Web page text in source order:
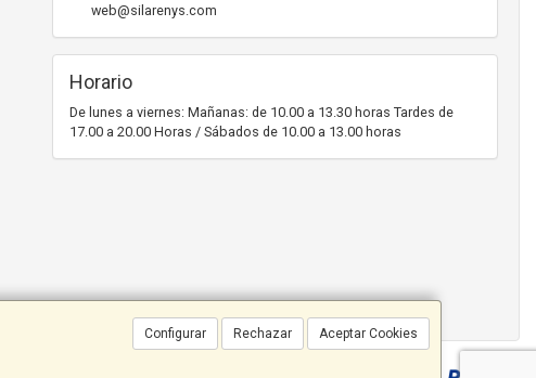
Configurar Rechazar Aceptar Cookies
web@silarenys.com
Horario
De lunes a viernes: Mañanas: de 10.00 a 13.30 horas Tardes de
17.00 a 20.00 Horas / Sábados de 10.00 a 13.00 horas